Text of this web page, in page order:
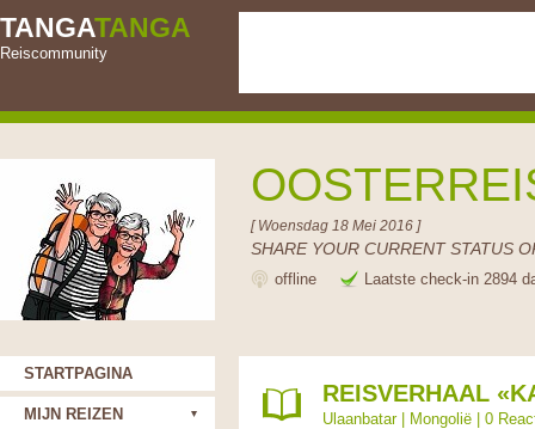
TANGATANGA
Reiscommunity
[ Woensdag 18 Mei 2016 ]
SHARE YOUR CURRENT STATUS
offline Laatste check-in 2894
REISVERHAAL
Ulaanbatar| Mongolië 0
STARTPAGINA
MIJN REIZEN